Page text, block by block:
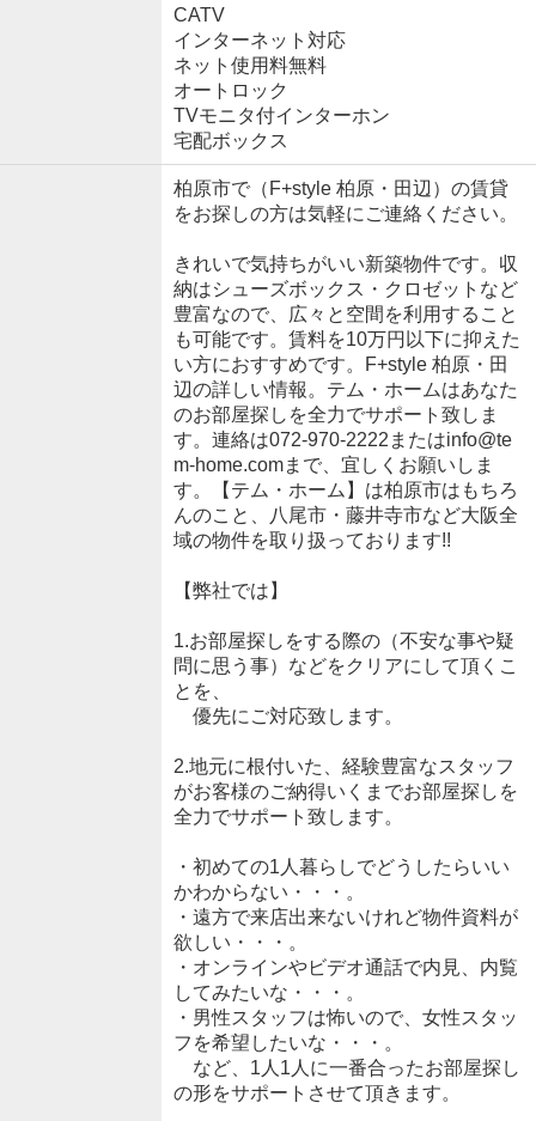
CATV
インターネット対応
ネット使用料無料
オートロック
TVモニタ付インターホン
宅配ボックス
柏原市で（F+style 柏原・田辺）の賃貸
をお探しの方は気軽にご連絡ください。
きれいで気持ちがいい新築物件です。収
納はシューズボックス・クロゼットなど
豊富なので、広々と空間を利用すること
も可能です。賃料を10万円以下に抑えた
い方におすすめです。F+style 柏原・田
辺の詳しい情報。テム・ホームはあなた
のお部屋探しを全力でサポート致しま
す。連絡は072-970-2222またはinfo@te
m-home.comまで、宜しくお願いしま
す。【テム・ホーム】は柏原市はもちろ
んのこと、八尾市・藤井寺市など大阪全
域の物件を取り扱っております!!
【弊社では】
1.お部屋探しをする際の（不安な事や疑
問に思う事）などをクリアにして頂くこ
とを、
優先にご対応致します。
2.地元に根付いた、経験豊富なスタッフ
がお客様のご納得いくまでお部屋探しを
全力でサポート致します。
・初めての1人暮らしでどうしたらいい
かわからない・・・。
・遠方で来店出来ないけれど物件資料が
欲しい・・・。
・オンラインやビデオ通話で内見、内覧
してみたいな・・・。
・男性スタッフは怖いので、女性スタッ
フを希望したいな・・・。
など、1人1人に一番合ったお部屋探し
の形をサポートさせて頂きます。